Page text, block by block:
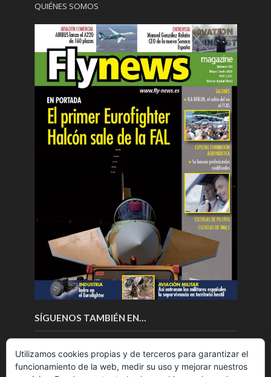
QUIÉNES SOMOS
SÍGUENOS TAMBIÉN EN…
Utilizamos cookies propias y de terceros para garantizar el
funcionamiento de la web, medir su uso y mejorar nuestros